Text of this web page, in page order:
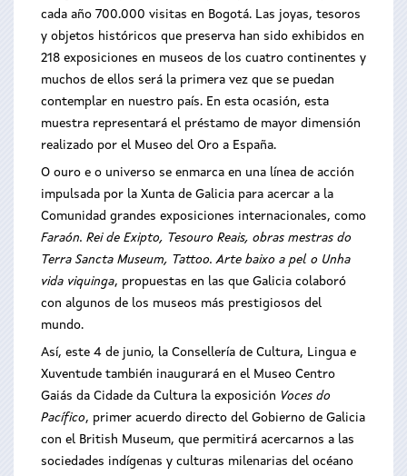
cada año 700.000 visitas en Bogotá. Las joyas, tesoros
y objetos históricos que preserva han sido exhibidos en
218 exposiciones en museos de los cuatro continentes y
muchos de ellos será la primera vez que se puedan
contemplar en nuestro país. En esta ocasión, esta
muestra representará el préstamo de mayor dimensión
realizado por el Museo del Oro a España.
O ouro e o universo se enmarca en una línea de acción
impulsada por la Xunta de Galicia para acercar a la
Comunidad grandes exposiciones internacionales, como
Faraón. Rei de Exipto, Tesouro Reais, obras mestras do
Terra Sancta Museum, Tattoo. Arte baixo a pel o Unha
vida viquinga, propuestas en las que Galicia colaboró
con algunos de los museos más prestigiosos del
mundo.
Así, este 4 de junio, la Consellería de Cultura, Lingua e
Xuventude también inaugurará en el Museo Centro
Gaiás da Cidade da Cultura la exposición Voces do
Pacífico, primer acuerdo directo del Gobierno de Galicia
con el British Museum, que permitirá acercarnos a las
sociedades indígenas y culturas milenarias del océano